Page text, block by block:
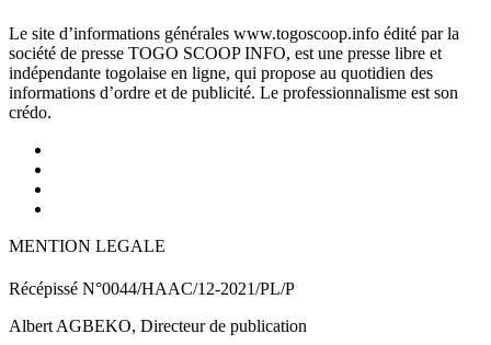
Le site d’informations générales www.togoscoop.info édité par la
société de presse TOGO SCOOP INFO, est une presse libre et
indépendante togolaise en ligne, qui propose au quotidien des
informations d’ordre et de publicité. Le professionnalisme est son
crédo.
MENTION LEGALE
Récépissé N°0044/HAAC/12-2021/PL/P
Albert AGBEKO, Directeur de publication